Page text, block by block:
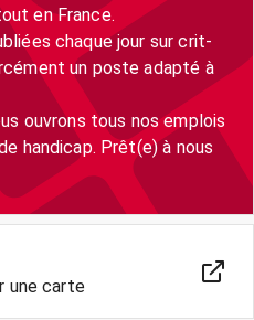
en France.
chaque jour sur crit-
un poste adapté à
ouvrons tous nos emplois
handicap. Prêt(e) à nous
une carte